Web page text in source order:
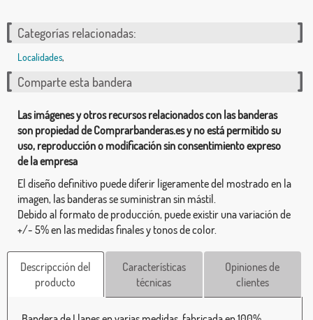
Categorías relacionadas:
Localidades,
Comparte esta bandera
Las imágenes y otros recursos relacionados con las banderas
son propiedad de Comprarbanderas.es y no está permitido su
uso, reproducción o modificación sin consentimiento expreso
de la empresa
El diseño definitivo puede diferir ligeramente del mostrado en la
imagen, las banderas se suministran sin mástil.
Debido al formato de producción, puede existir una variación de
+/- 5% en las medidas finales y tonos de color.
Descripcción del
producto
Características
técnicas
Opiniones de
clientes